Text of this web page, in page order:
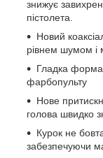
знижує
пістолета.
Новий
рівнем шумом і
Гладка
фарбопульту
Нове
голова швидко
Курок не
забезпечуючи